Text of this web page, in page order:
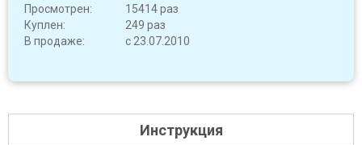
Просмотрен:
15414 раз
Куплен:
249 раз
В продаже:
с 23.07.2010
Инструкция